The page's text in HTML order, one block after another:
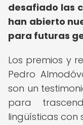
desafiado las
han abierto
para futuras
Los premios y
Pedro
son un
para
lingüísticas